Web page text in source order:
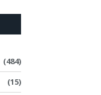
(484)
(15)